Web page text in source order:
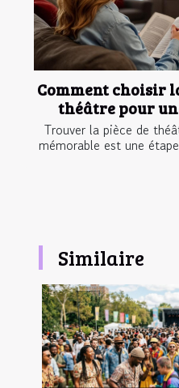
Comment choisir
théâtre pour
Trouver la pièce de
mémorable est une
Similaire